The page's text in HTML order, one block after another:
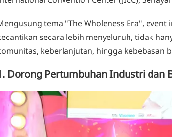
tema "The Wholeness Era",
secara lebih menyeluruh, tidak
keberlanjutan, hingga kebebasan
Dorong Pertumbuhan Industri dan